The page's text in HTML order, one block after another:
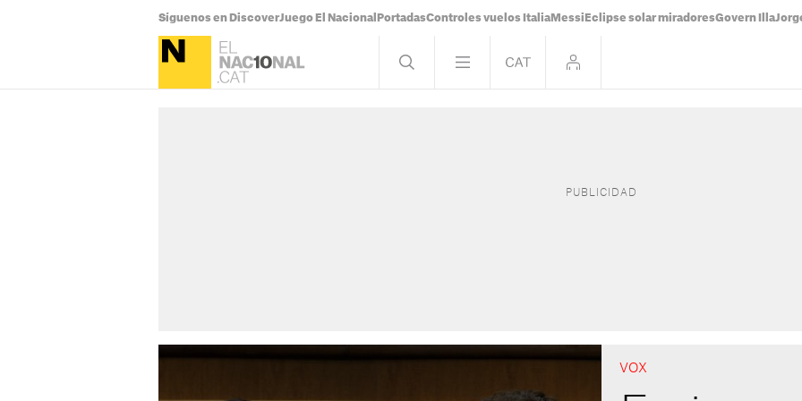
Síguenos en DiscoverJuego El Nacional PortadasControles vuelos Italia Messi Eclipse solar miradoresGovern Illa
VOX